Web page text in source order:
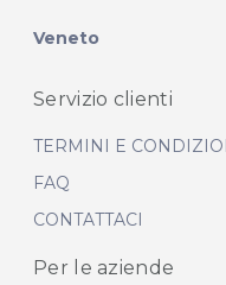
Veneto
Servizio clienti
TERMINI E
FAQ
CONTATTACI
Per le aziende